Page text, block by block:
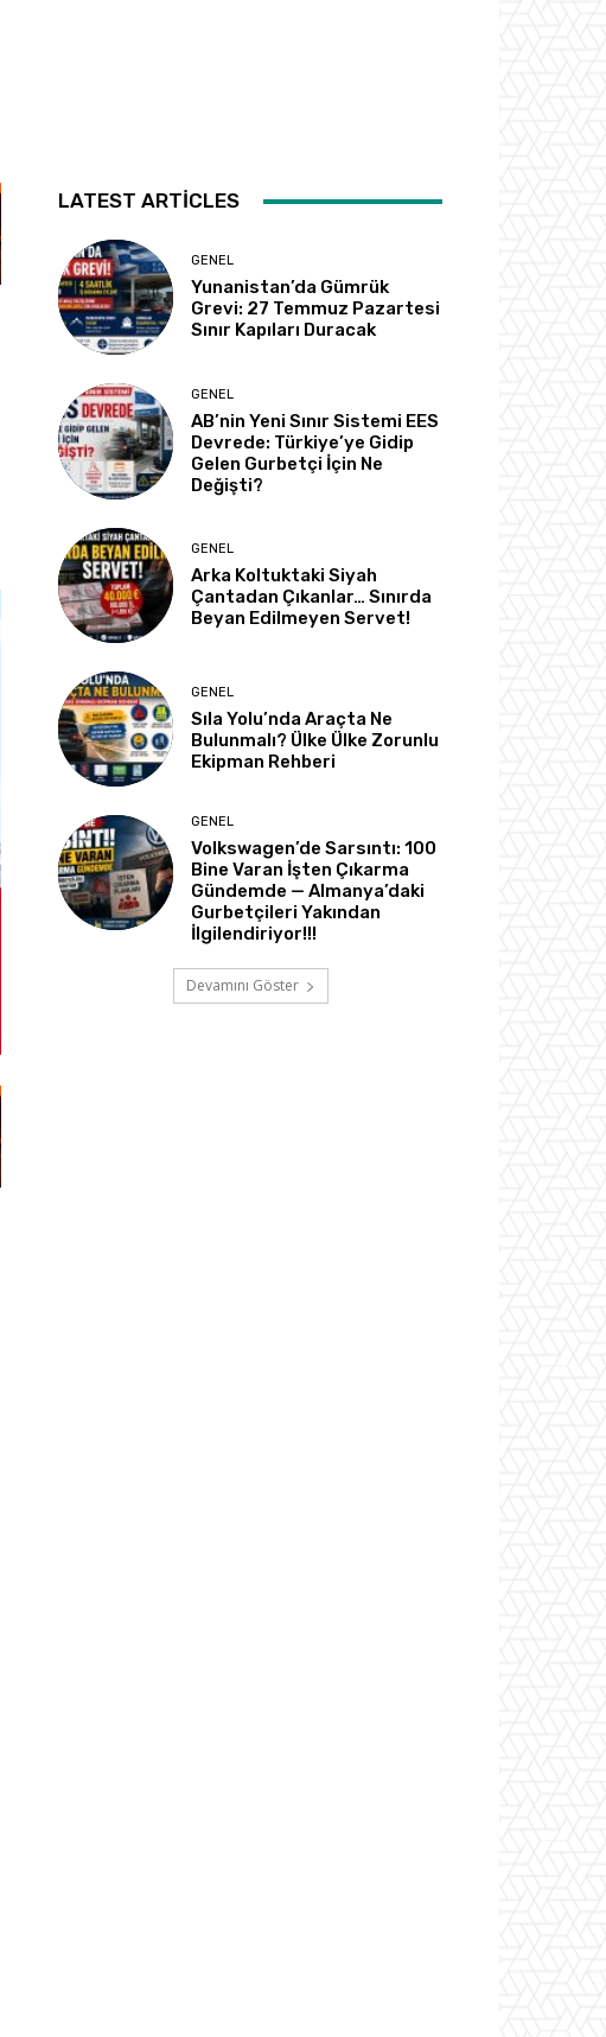
LATEST ARTICLES
GENEL
Yunanistan’da Gümrük
Grevi: 27 Temmuz Pazartesi
Sınır Kapıları Duracak
GENEL
AB’nin Yeni Sınır Sistemi EES
Devrede: Türkiye’ye Gidip
Gelen Gurbetçi İçin Ne
Değişti?
GENEL
Arka Koltuktaki Siyah
Çantadan Çıkanlar… Sınırda
Beyan Edilmeyen Servet!
GENEL
Sıla Yolu’nda Araçta Ne
Bulunmalı? Ülke Ülke Zorunlu
Ekipman Rehberi
GENEL
Volkswagen’de Sarsıntı: 100
Bine Varan İşten Çıkarma
Gündemde — Almanya’daki
Gurbetçileri Yakından
İlgilendiriyor!!!
Devamını Göster